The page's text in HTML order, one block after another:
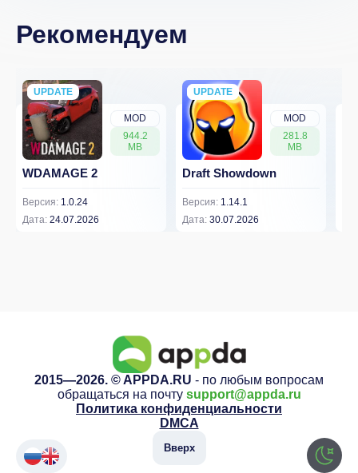
Рекомендуем
MOD
944.2
MB
UPDATE
NEW
WDAMAGE 2
Версия: 1.0.24
Дата: 24.07.2026
MOD
281.8
MB
UPDATE
NEW
Draft Showdown
Версия: 1.14.1
Дата: 30.07.2026
2015—2026. © APPDA.RU - по любым вопросам
обращаться на почту support@appda.ru
Политика конфиденциальности
DMCA
Вверх